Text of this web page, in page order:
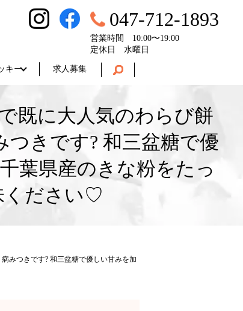
キー 求人募集
047-712-1893
営業時間 10:00〜19:00
定休日 水曜日
既に大人気のわらび餅
きです? 和三盆糖で優
葉県産のきな粉をたっ
ください♡
みつきです? 和三盆糖で優しい甘みを加